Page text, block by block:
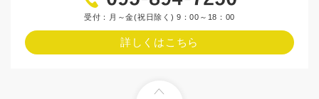
受付：月～金(祝日除く) 9：00～18：00
詳しくはこちら